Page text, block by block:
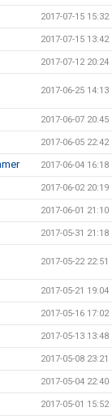
2017-07-15 15:32
2017-07-15 13:42
2017-07-12 20:24
2017-06-25 14:13
2017-06-07 20:45
2017-06-05 22:42
2017-06-04 16:18
2017-06-02 20:19
2017-06-01 21:10
2017-05-31 21:18
2017-05-22 22:51
2017-05-21 19:04
2017-05-16 17:02
2017-05-13 13:48
2017-05-08 23:21
2017-05-04 22:40
2017-05-01 15:52